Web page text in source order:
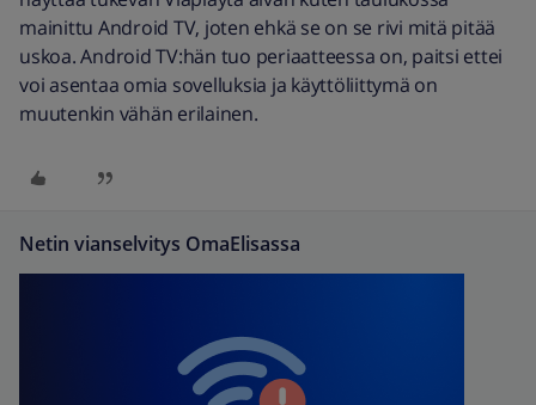
mainittu Android TV, joten ehkä se on se rivi mitä pitää
uskoa. Android TV:hän tuo periaatteessa on, paitsi ettei
voi asentaa omia sovelluksia ja käyttöliittymä on
muutenkin vähän erilainen.
Netin vianselvitys OmaElisassa